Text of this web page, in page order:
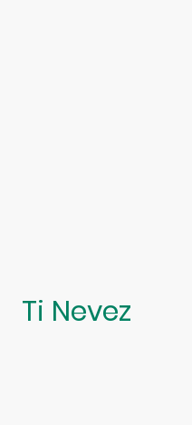
Ti Nevez